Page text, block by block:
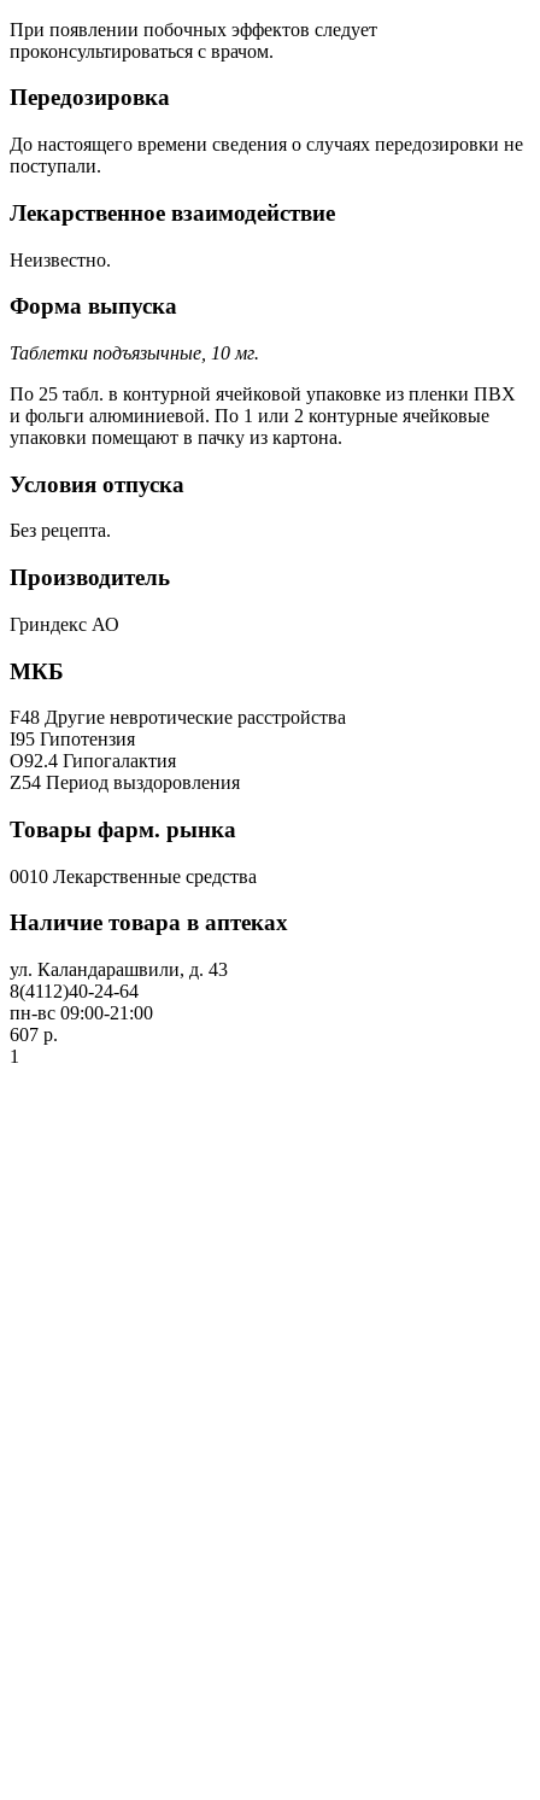
При появлении побочных эффектов следует
проконсультироваться с врачом.
Передозировка
До настоящего времени сведения о случаях передозировки не
поступали.
Лекарственное взаимодействие
Неизвестно.
Форма выпуска
Таблетки подъязычные, 10 мг.
По 25 табл. в контурной ячейковой упаковке из пленки ПВХ
и фольги алюминиевой. По 1 или 2 контурные ячейковые
упаковки помещают в пачку из картона.
Условия отпуска
Без рецепта.
Производитель
Гриндекс АО
МКБ
F48 Другие невротические расстройства
I95 Гипотензия
O92.4 Гипогалактия
Z54 Период выздоровления
Товары фарм. рынка
0010 Лекарственные средства
Наличие товара в аптеках
ул. Каландарашвили, д. 43
8(4112)40-24-64
пн-вс 09:00-21:00
607 р.
1